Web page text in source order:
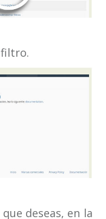
filtro.
deseas, en la